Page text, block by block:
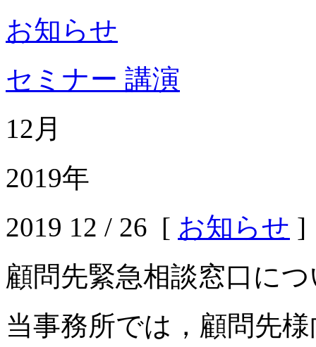
お知らせ
セミナー 講演
12月
2019年
2019 12 / 26 [ お知らせ ]
顧問先緊急相談窓口に
当事務所では，顧問先